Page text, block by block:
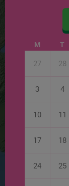
M T
27 28
3 4
10 11
17 18
24 25